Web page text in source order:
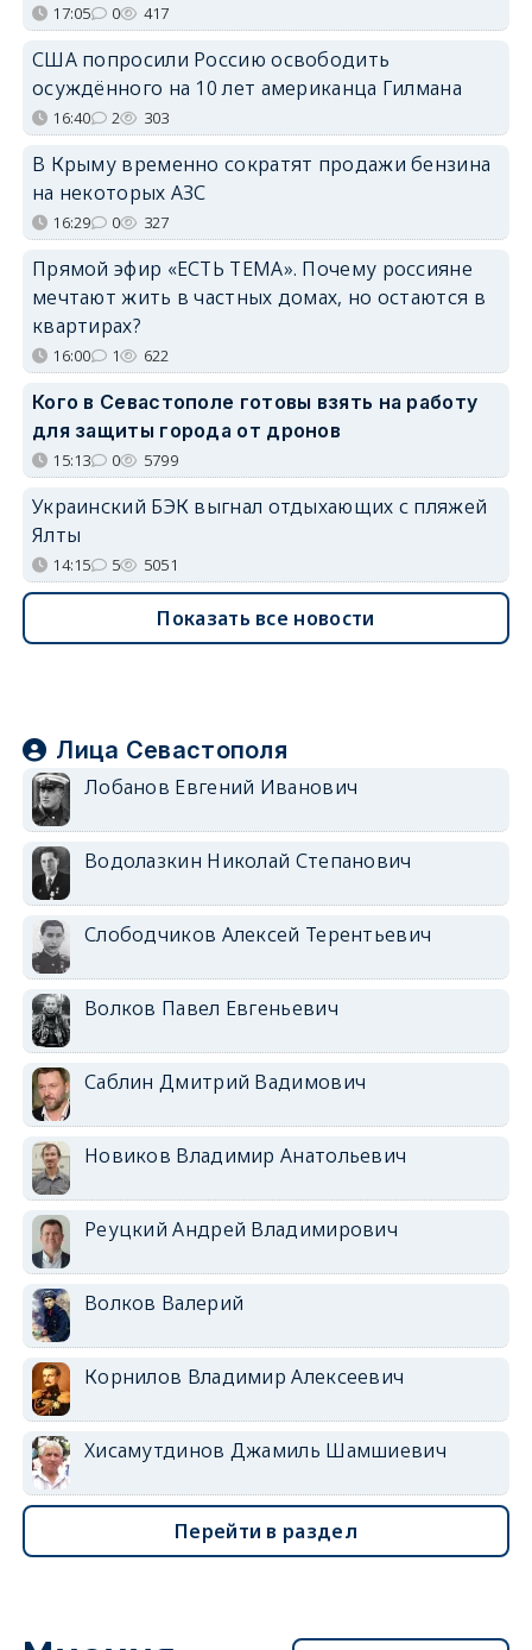
17:05 0 417
США попросили Россию освободить
осуждённого на 10 лет американца Гилмана
16:40 2 303
В Крыму временно сократят продажи бензина
на некоторых АЗС
16:29 0 327
Прямой эфир «ЕСТЬ ТЕМА». Почему россияне
мечтают жить в частных домах, но остаются в
квартирах?
16:00 1 622
Кого в Севастополе готовы взять на работу
для защиты города от дронов
15:13 0 5799
Украинский БЭК выгнал отдыхающих с пляжей
Ялты
14:15 5 5051
Показать все новости
Лица Севастополя
Лобанов Евгений Иванович
Водолазкин Николай Степанович
Слободчиков Алексей Терентьевич
Волков Павел Евгеньевич
Саблин Дмитрий Вадимович
Новиков Владимир Анатольевич
Реуцкий Андрей Владимирович
Волков Валерий
Корнилов Владимир Алексеевич
Хисамутдинов Джамиль Шамшиевич
Перейти в раздел